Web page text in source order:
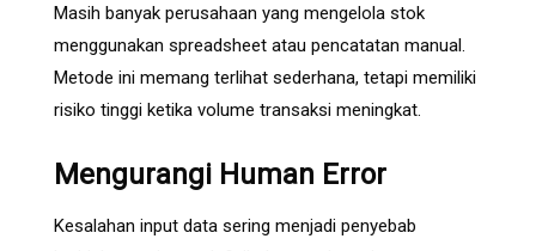
Masih banyak perusahaan yang mengelola stok
menggunakan spreadsheet atau pencatatan manual.
Metode ini memang terlihat sederhana, tetapi memiliki
risiko tinggi ketika volume transaksi meningkat.
Mengurangi Human Error
Kesalahan input data sering menjadi penyebab